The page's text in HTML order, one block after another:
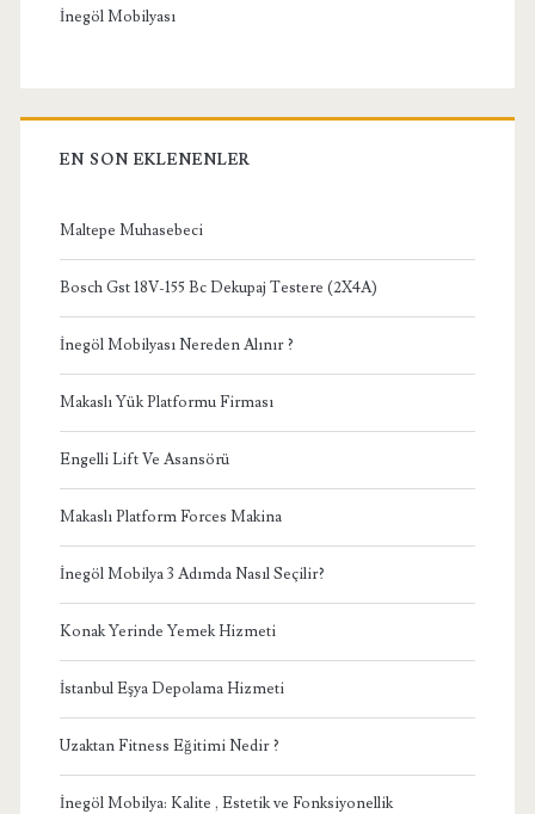
İnegöl Mobilyası
EN SON EKLENENLER
Maltepe Muhasebeci
Bosch Gst 18V-155 Bc Dekupaj Testere (2X4A)
İnegöl Mobilyası Nereden Alınır ?
Makaslı Yük Platformu Firması
Engelli Lift Ve Asansörü
Makaslı Platform Forces Makina
İnegöl Mobilya 3 Adımda Nasıl Seçilir?
Konak Yerinde Yemek Hizmeti
İstanbul Eşya Depolama Hizmeti
Uzaktan Fitness Eğitimi Nedir ?
İnegöl Mobilya: Kalite , Estetik ve Fonksiyonellik